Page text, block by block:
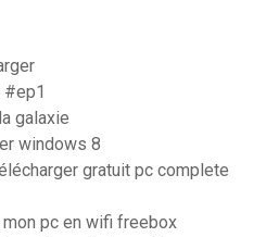
#ep1
galaxie
windows 8
gratuit pc complete
pc en wifi freebox